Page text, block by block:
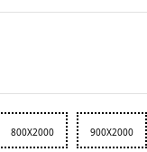
800X2000 900X2000